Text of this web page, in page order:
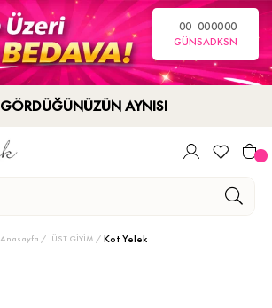
00
GÜN
00
SA
00
DK
00
SN
GÖRDÜĞÜNÜZÜN AYNISI
Anasayfa ÜST GİYİM Kot Yelek